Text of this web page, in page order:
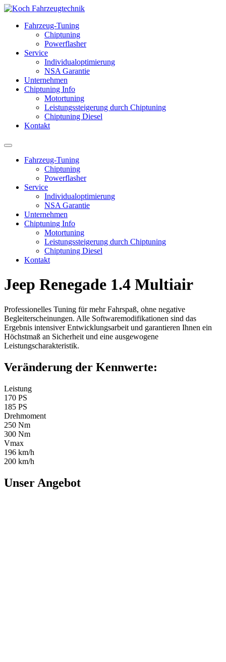
Fahrzeug-Tuning
Chiptuning
Powerflasher
Service
Individualoptimierung
NSA Garantie
Unternehmen
Chiptuning Info
Motortuning
Leistungssteigerung durch Chiptuning
Chiptuning Diesel
Kontakt
Fahrzeug-Tuning
Chiptuning
Powerflasher
Service
Individualoptimierung
NSA Garantie
Unternehmen
Chiptuning Info
Motortuning
Leistungssteigerung durch Chiptuning
Chiptuning Diesel
Kontakt
Jeep Renegade 1.4 Multiair
Professionelles Tuning für mehr Fahrspaß, ohne negative
Begleiterscheinungen. Alle Softwaremodifikationen sind das
Ergebnis intensiver Entwicklungsarbeit und garantieren Ihnen ein
Höchstmaß an Sicherheit und eine ausgewogene
Leistungscharakteristik.
Veränderung der Kennwerte:
Leistung
170 PS
185 PS
Drehmoment
250 Nm
300 Nm
Vmax
196 km/h
200 km/h
Unser Angebot